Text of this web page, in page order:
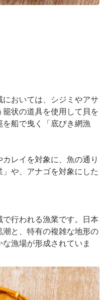
おいては、シジミやアサ
状の道具を使用して貝を
船で曳く「底びき網漁
レイを対象に、魚の通り
や、アナゴを対象にした
行われる漁業です。日本
と、特有の複雑な地形の
漁場が形成されていま